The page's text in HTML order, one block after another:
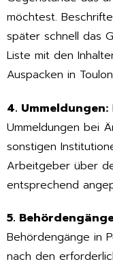
möchtest.
später schnell das
Liste mit den
Auspacken in
4. Ummeldungen:
Ummeldungen bei
sonstigen
Arbeitgeber über
entsprechend
5.
Behördengänge in
nach den